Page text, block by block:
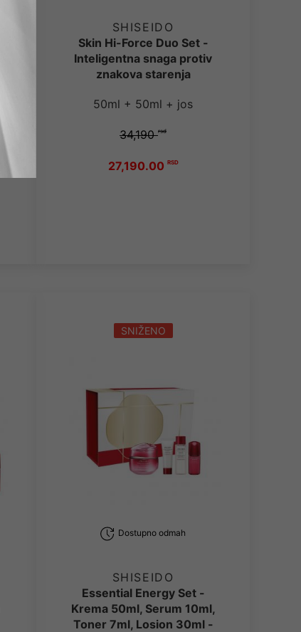
SHISEIDO
Skin Hi-Force Duo Set -
Inteligentna snaga protiv
znakova starenja
50ml + 50ml + jos
34,190rsd
27,190.00 RSD
SNIŽENO
Dostupno odmah
SHISEIDO
Essential Energy Set -
Krema 50ml, Serum 10ml,
Toner 7ml, Losion 30ml -